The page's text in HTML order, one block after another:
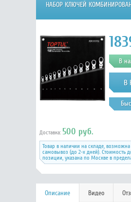
НАБОР КЛЮЧЕЙ
ТРЕЩОТОЧНЫХ ШАРНИРНЫХ 8-19
ПРЕДМЕТОВ НА ПОЛОТНЕ TOPTUL
В
Доставка: 500 руб.
Товар в наличии на складе, возможна
самовывоз (до 2-х дней). Стоимость
позиции, указана по Москве в
Описание Видео